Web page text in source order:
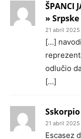
ŠPANCI
»
21 abril
[…]
odlučio
[…]
Sskorpio
21 abril
Escasez